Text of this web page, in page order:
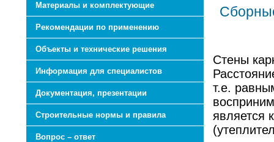
Материалы и комплектующие
Рекомендации по применению
Объекты и технические решения
Информация для специалистов
Документация, презентации
Строительные нормы и правила
Вопрос – ответ
Стены
т.е.
является